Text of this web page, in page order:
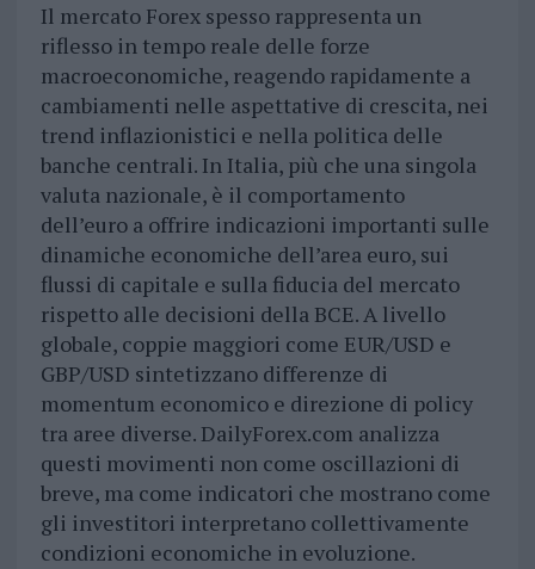
Il mercato Forex spesso rappresenta un
riflesso in tempo reale delle forze
macroeconomiche, reagendo rapidamente a
cambiamenti nelle aspettative di crescita, nei
trend inflazionistici e nella politica delle
banche centrali. In Italia, più che una singola
valuta nazionale, è il comportamento
dell’euro a offrire indicazioni importanti sulle
dinamiche economiche dell’area euro, sui
flussi di capitale e sulla fiducia del mercato
rispetto alle decisioni della BCE. A livello
globale, coppie maggiori come EUR/USD e
GBP/USD sintetizzano differenze di
momentum economico e direzione di policy
tra aree diverse. DailyForex.com analizza
questi movimenti non come oscillazioni di
breve, ma come indicatori che mostrano come
gli investitori interpretano collettivamente
condizioni economiche in evoluzione.